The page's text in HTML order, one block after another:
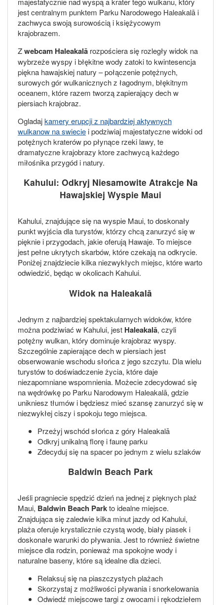
jest centralnym punktem Parku Narodowego Haleakalā i
zachwyca swoją surowością i księżycowym
krajobrazem.
Zwebcam Haleakalā rozpościera się rozległy widok na
wybrzeże wyspy i błękitne wody zatoki to kwintesencja
piękna hawajskiej natury – połączenie potężnych,
surowych gór wulkanicznych z łagodnym, błękitnym
oceanem, które razem tworzą zapierający dech w
piersiach krajobraz.
Ogladajkamery erupcji z najbardziej aktywnych
wulkanow na swiecie i podziwiaj majestatyczne widoki od
potężnych kraterów po płynące rzeki lawy, te
dramatyczne krajobrazy ktore zachwycą każdego
miłośnika przygód i natury.
Kahului: Odkryj Niesamowite Atrakcje Na
Hawajskiej Wyspie Maui
Kahului, znajdujące się na wyspie Maui, to doskonały
punkt wyjścia dla turystów, którzy chcą zanurzyć się w
pięknie i przygodach, jakie oferują Hawaje. To miejsce
jest pełne ukrytych skarbów, które czekają na odkrycie.
Poniżej znajdziecie kilka niezwykłych miejsc, które warto
odwiedzić, będąc w okolicach Kahului.
Widok na Haleakalā
Jednym z najbardziej spektakularnych widoków, które
można podziwiać w Kahului, jest Haleakalā, czyli
potężny wulkan, który dominuje krajobraz wyspy.
Szczególnie zapierające dech w piersiach jest
obserwowanie wschodu słońca z jego szczytu. Dla wielu
turystów to doświadczenie życia, które daje
niezapomniane wspomnienia. Możecie zdecydować się
na wędrówkę po Parku Narodowym Haleakalā, gdzie
unikniesz tłumów i będziesz mieć szansę zanurzyć się w
niezwykłej ciszy i spokoju tego miejsca.
Przeżyj wschód słońca z góry Haleakalā
Odkryj unikalną florę i faunę parku
Zdecyduj się na spacer po jednym z wielu szlaków
Baldwin Beach Park
Jeśli pragniecie spędzić dzień na jednej z pięknych plaż
Maui, Baldwin Beach Parkto idealne miejsce.
Znajdująca się zaledwie kilka minut jazdy od Kahului,
plaża oferuje krystalicznie czystą wodę, biały piasek i
doskonałe warunki do pływania. Jest to również świetne
miejsce dla rodzin, ponieważ ma spokojne wody i
naturalne baseny, które są idealne dla dzieci.
Relaksuj się na piaszczystych plażach
Skorzystaj z możliwości pływania i snorkelowania
Odwiedź miejscowe targi z owocami i rękodziełem